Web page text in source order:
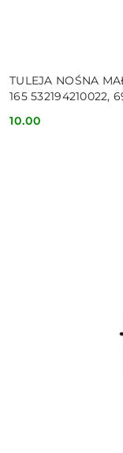
TULEJA NOŚNA
165 532194210022,
Cena:
10.00